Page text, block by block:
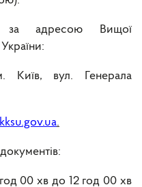
за адресою Вищої
України:
Київ, вул. Генерала
.
00 хв до 12 год 00 хв